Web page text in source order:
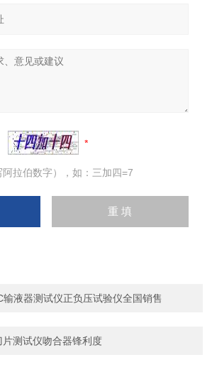
拉伯数字），如：三加四=7
输液器测试仪正负压试验仪全国销售
片测试仪吻合器锋利度